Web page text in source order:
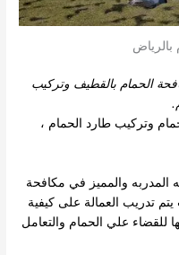
الحمام بالقطيف وتركيب
وتركيب طارد الحمام ،
المدربه والمميز في مكافحة
تدريب العمالة على كيفية
للقضاء علي الحمام والتعامل